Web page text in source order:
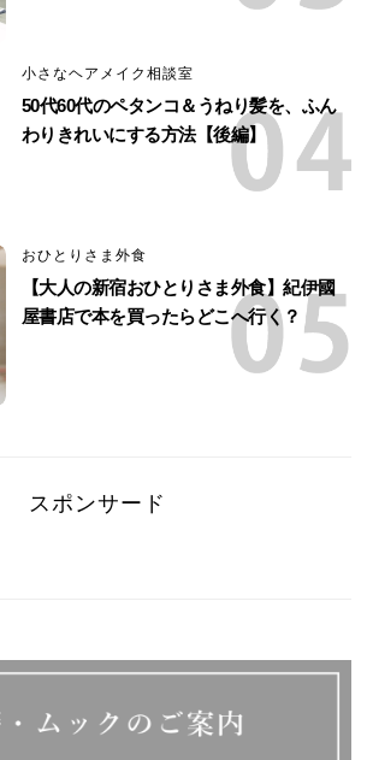
小さなヘアメイク相談室
50代60代のペタンコ＆うねり髪を、ふん
わりきれいにする方法【後編】
おひとりさま外食
【大人の新宿おひとりさま外食】紀伊國
屋書店で本を買ったらどこへ行く？
スポンサード